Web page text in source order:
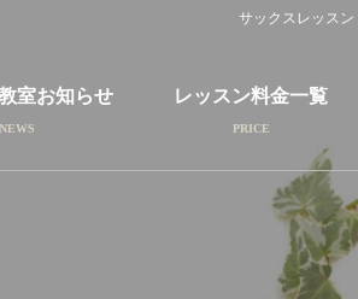
サックスレッスン
室お知らせ レッスン料金一覧